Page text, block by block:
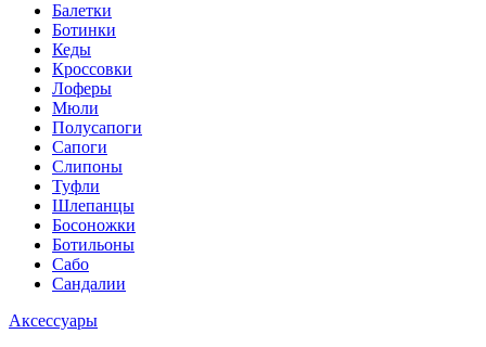
Балетки
Ботинки
Кеды
Кроссовки
Лоферы
Мюли
Полусапоги
Сапоги
Слипоны
Туфли
Шлепанцы
Босоножки
Ботильоны
Сабо
Сандалии
Аксессуары